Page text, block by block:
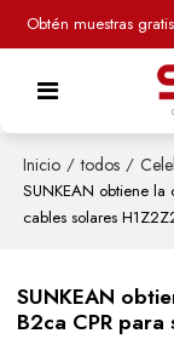
Obtén muestras gratis
Inicio / todos /
SUNKEAN obtiene
cables solares
SUNKEAN
B2ca CPR para